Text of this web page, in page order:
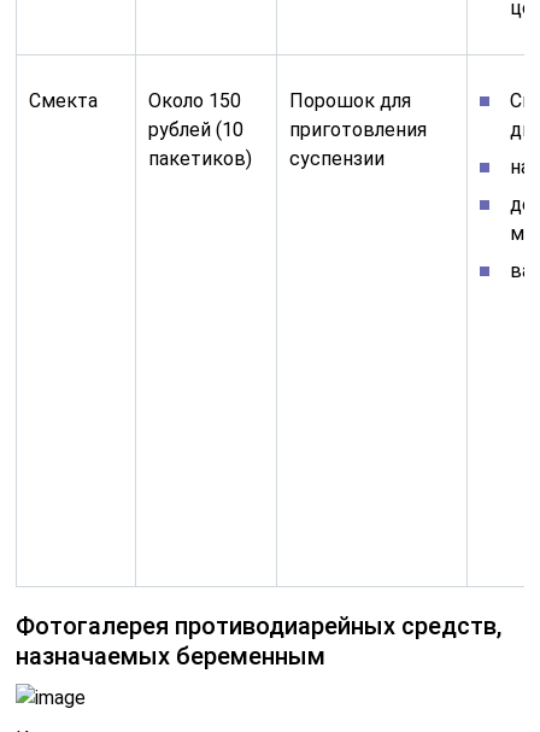
Смекта
Около 150
рублей (10
пакетиков)
Порошок для
приготовления
суспензии
Фотогалерея противодиарейных средств,
назначаемых беременным